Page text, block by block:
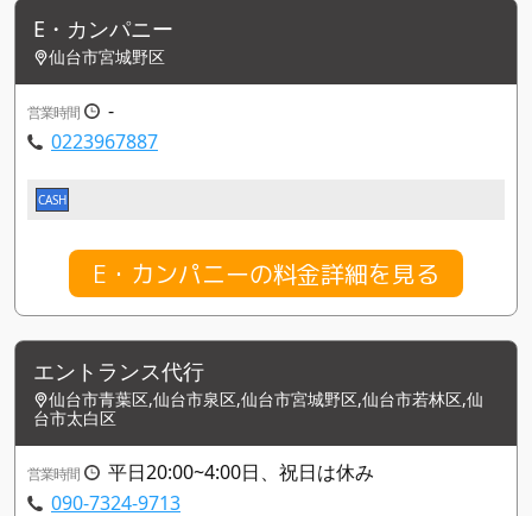
E・カンパニー
仙台市宮城野区
営業時間
-
0223967887
CASH
E・カンパニーの料金詳細を見る
エントランス代行
仙台市青葉区,仙台市泉区,仙台市宮城野区,仙台市若林区,仙
台市太白区
営業時間
平日20:00~4:00日、祝日は休み
090-7324-9713